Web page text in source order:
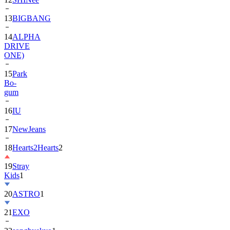
13BIGBANG
14ALPHA
DRIVE
ONE)
15Park
Bo-
gum
16IU
17NewJeans
18Hearts2Hearts2
19Stray
Kids1
20ASTRO1
21EXO